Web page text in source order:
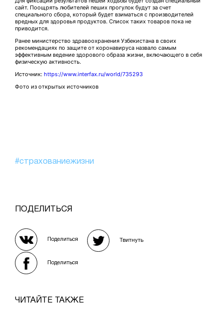
сайт. Поощрять любителей пеших прогулок будут за счет
специального сбора, который будет взиматься с производителей
вредных для здоровья продуктов. Список таких товаров пока не
приводится.
Ранее министерство здравоохранения Узбекистана в своих
рекомендациях по защите от коронавируса назвало самым
эффективным ведение здорового образа жизни, включающего в себя
физическую активность.
Источник: https://www.interfax.ru/world/735293
Фото из открытых источников
#страхованиежизни
ПОДЕЛИТЬСЯ
Поделиться Твитнуть
Поделиться
ЧИТАЙТЕ ТАКЖЕ